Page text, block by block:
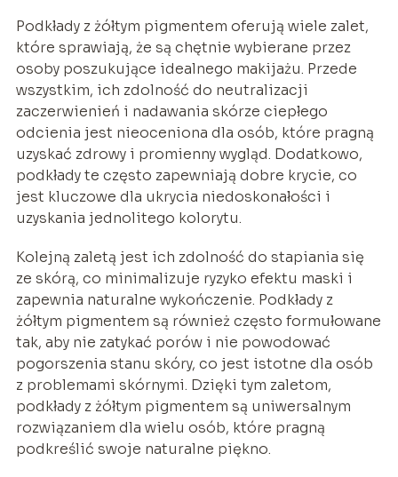
Podkłady z żółtym pigmentem oferują wiele zalet,
które sprawiają, że są chętnie wybierane przez
osoby poszukujące idealnego makijażu. Przede
wszystkim, ich zdolność do neutralizacji
zaczerwienień i nadawania skórze ciepłego
odcienia jest nieoceniona dla osób, które pragną
uzyskać zdrowy i promienny wygląd. Dodatkowo,
podkłady te często zapewniają dobre krycie, co
jest kluczowe dla ukrycia niedoskonałości i
uzyskania jednolitego kolorytu.
Kolejną zaletą jest ich zdolność do stapiania się
ze skórą, co minimalizuje ryzyko efektu maski i
zapewnia naturalne wykończenie. Podkłady z
żółtym pigmentem są również często formułowane
tak, aby nie zatykać porów i nie powodować
pogorszenia stanu skóry, co jest istotne dla osób
z problemami skórnymi. Dzięki tym zaletom,
podkłady z żółtym pigmentem są uniwersalnym
rozwiązaniem dla wielu osób, które pragną
podkreślić swoje naturalne piękno.